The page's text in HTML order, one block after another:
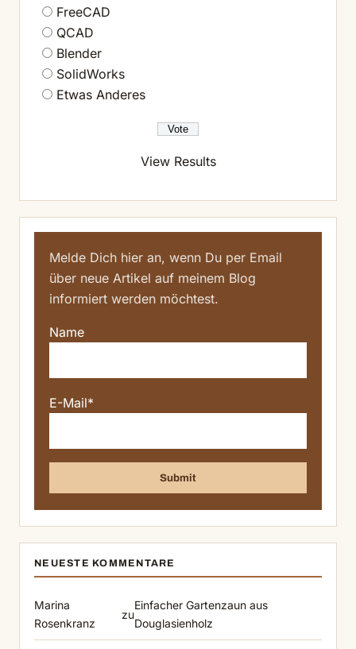
FreeCAD
QCAD
Blender
SolidWorks
Etwas Anderes
View Results
Melde Dich hier an, wenn Du per Email
über neue Artikel auf meinem Blog
informiert werden möchtest.
Name
E-Mail*
NEUESTE KOMMENTARE
Marina
Rosenkranz
zu
Einfacher Gartenzaun aus
Douglasienholz